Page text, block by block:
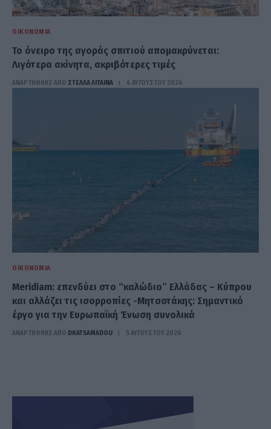
ΟΙΚΟΝΟΜΊΑ
Το όνειρο της αγοράς σπιτιού απομακρύνεται:
Λιγότερα ακίνητα, ακριβότερες τιμές
ΑΝΑΡΤΗΘΗΚΕ ΑΠΟ ΣΤΈΛΛΑ ΛΊΤΑΙΝΑ 6 ΑΥΓΟΎΣΤΟΥ 2026
ΟΙΚΟΝΟΜΊΑ
Meridiam: επενδύει στο “καλώδιο” Ελλάδας – Κύπρου
και αλλάζει τις ισορροπίες -Μητσοτάκης: Σημαντικό
έργο για την Ευρωπαϊκή Ένωση συνολικά
ΑΝΑΡΤΗΘΗΚΕ ΑΠΟ DKATSAMADOU 5 ΑΥΓΟΎΣΤΟΥ 2026